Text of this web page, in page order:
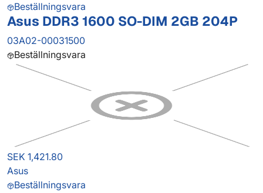
Beställningsvara
Asus DDR3 1600 SO-DIM 2GB 204P
03A02-00031500
Beställningsvara
SEK 1,421.80
Asus
Beställningsvara